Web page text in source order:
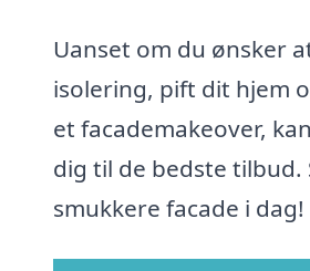
Uanset om du ønsker
isolering, pift dit hjem
et facademakeover,
dig til de bedste
smukkere facade i dag!